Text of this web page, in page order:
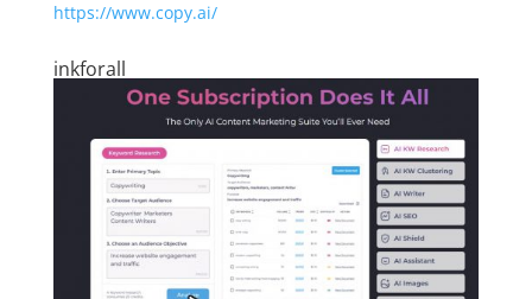
https://www.copy.ai/
inkforall